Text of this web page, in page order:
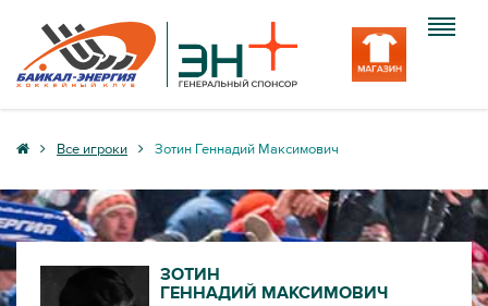
Клуб
Команда
Болельщику
Медиа
Все игроки Зотин Геннадий Максимович
ЗОТИН
ГЕННАДИЙ МАКСИМОВИЧ